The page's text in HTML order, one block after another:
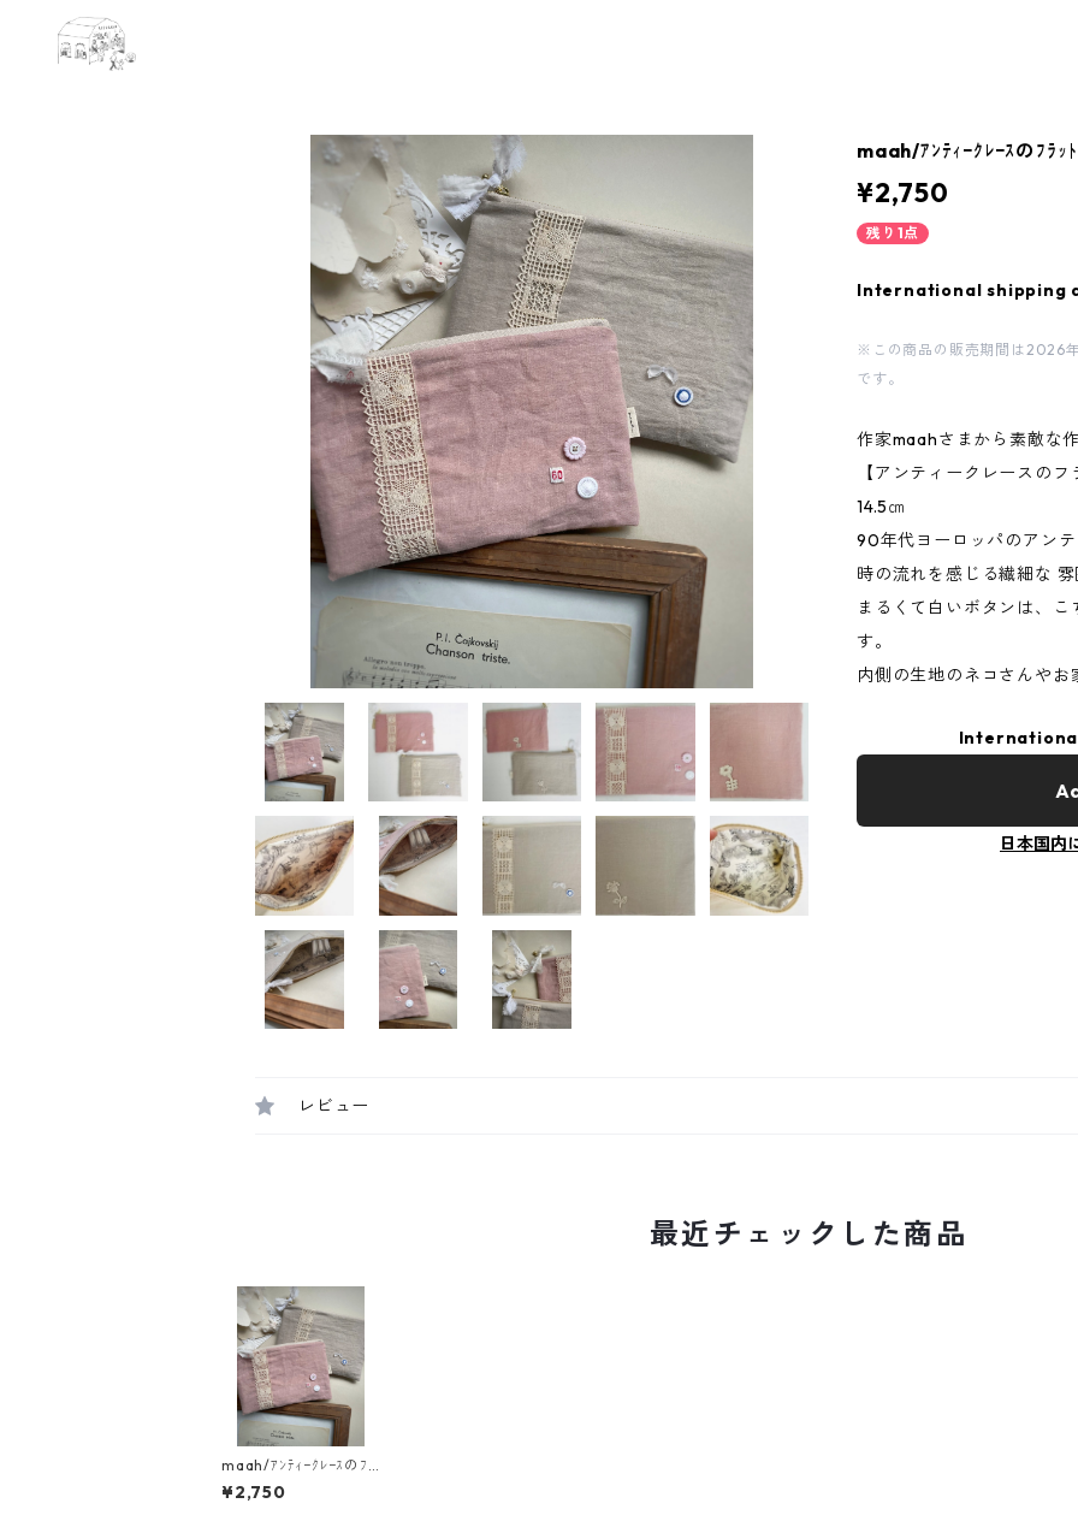
maah/ｱﾝﾃｨｰｸﾚｰｽのﾌﾗｯ
¥2,750
残り1点
International shipping
※この商品の販売期間は2026
です。
作家maahさまから素敵な
【アンティークレースの
14.5㎝
90年代ヨーロッパのアン
時の流れを感じる繊細な
まるくて白いボタンは、
す。
内側の生地のネコさんや
日本国内
レビュー
最近チェックした商品
maah/ｱﾝﾃｨｰｸﾚｰｽのﾌﾗ
ｯﾄﾎﾟｰﾁ
¥2,750